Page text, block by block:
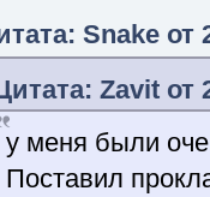
Snake от
Zavit от
у меня были
Поставил